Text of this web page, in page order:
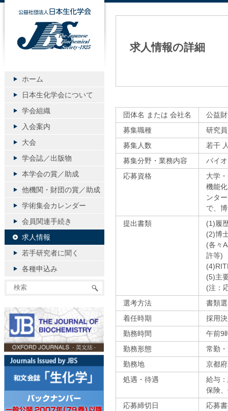
求人情報の詳細
団体名 または 会社名
公益
募集職種
研究員
募集人数
若干
募集分野・業務内容
バイ
応募資格
大学
機能
ンタ
で、
提出書類
(1)履
(2)博
(各々
許等)
(5)主
(注：
選考方法
書類
着任時期
採用
勤務時間
午前9
勤務形態
常勤
勤務地
京都
処遇・待遇
給与
保険
応募締切日
応募
公益社団法人日本生化学会
ホーム
日本生化学会について
学会組織
入会案内
大会
学会誌／出版物
本学会の賞／助成
他機関・財団の賞／助成
学術集会カレンダー
会員関連手続き
求人情報
若手研究者に聞く
各種申込み